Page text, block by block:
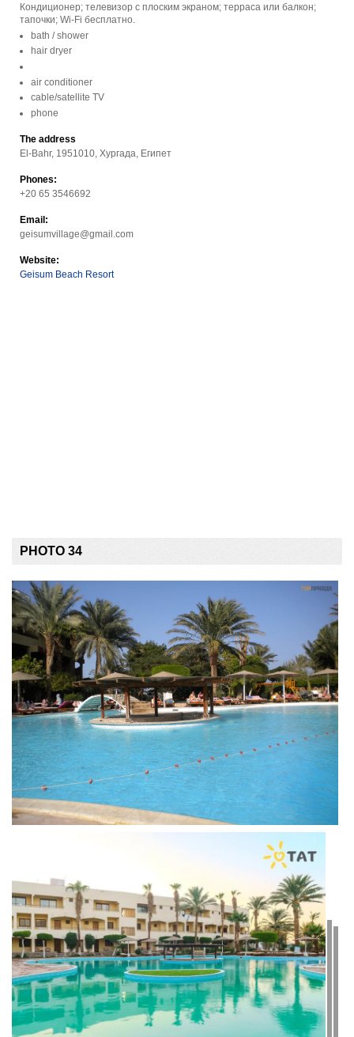
Кондиционер; телевизор с плоским экраном; терраса или балкон;
тапочки; Wi-Fi бесплатно.
bath / shower
hair dryer
air conditioner
cable/satellite TV
phone
The address
El-Bahr, 1951010, Хургада, Египет
Phones:
+20 65 3546692
Email:
geisumvillage@gmail.com
Website:
Geisum Beach Resort
PHOTO 34